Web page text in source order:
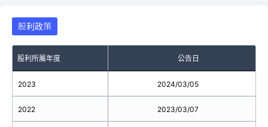
股利政策
股利所屬年度 公告日
2023
2022
2024/03/05
2023/03/07